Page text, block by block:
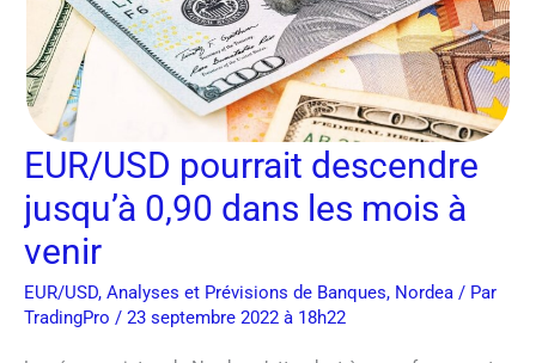
EUR/USD pourrait descendre
jusqu’à 0,90 dans les mois à
venir
EUR/USD, Analyses et Prévisions de Banques, Nordea / Par
TradingPro / 23 septembre 2022 à 18h22
jusqu’à
0,90
dans
les
mois
à
venir